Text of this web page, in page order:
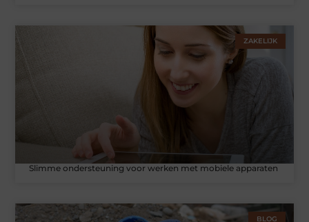
ZAKELIJK
Slimme ondersteuning voor werken met mobiele apparaten
BLOG